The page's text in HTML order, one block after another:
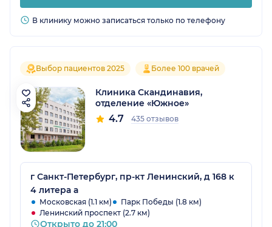
В клинику можно записаться только по телефону
Выбор пациентов 2025 Более 100 врачей
Клиника Скандинавия,
отделение «Южное»
4.7 435 отзывов
г Санкт-Петербург, пр-кт Ленинский, д 168 к
4 литера а
Московская (1.1 км)
Парк Победы (1.8 км)
Ленинский проспект (2.7 км)
Открыто до 21:00